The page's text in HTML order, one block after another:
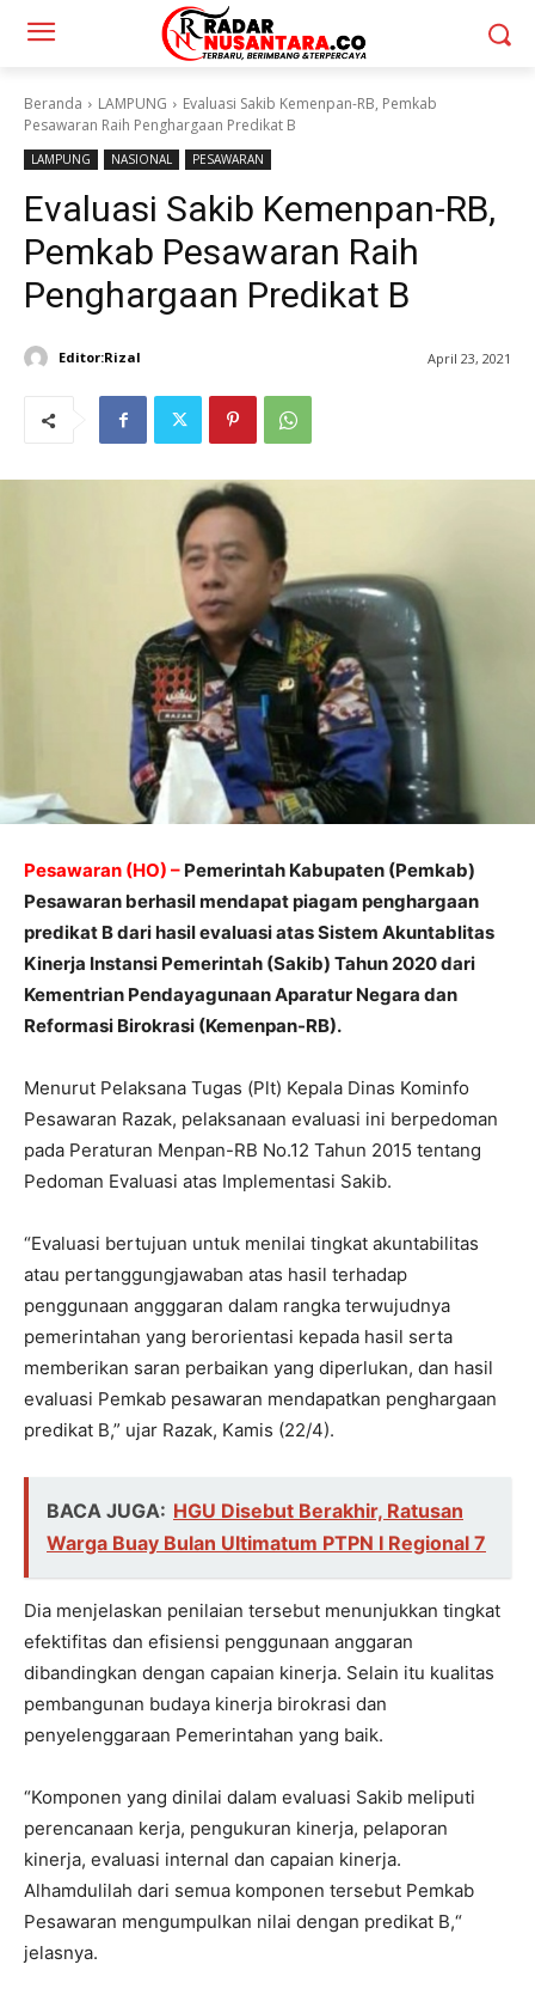
Beranda LAMPUNG
Evaluasi Sakib Kemenpan-RB, Pemkab
Pesawaran Raih Penghargaan Predikat B
LAMPUNG NASIONAL PESAWARAN
Evaluasi Sakib Kemenpan-RB,
Pemkab Pesawaran Raih
Penghargaan Predikat B
Editor:Rizal April 23, 2021
Pesawaran (HO) – Pemerintah Kabupaten (Pemkab)
Pesawaran berhasil mendapat piagam penghargaan
predikat B dari hasil evaluasi atas Sistem Akuntablitas
Kinerja Instansi Pemerintah (Sakib) Tahun 2020 dari
Kementrian Pendayagunaan Aparatur Negara dan
Reformasi Birokrasi (Kemenpan-RB).
Menurut Pelaksana Tugas (Plt) Kepala Dinas Kominfo
Pesawaran Razak, pelaksanaan evaluasi ini berpedoman
pada Peraturan Menpan-RB No.12 Tahun 2015 tentang
Pedoman Evaluasi atas Implementasi Sakib.
“Evaluasi bertujuan untuk menilai tingkat akuntabilitas
atau pertanggungjawaban atas hasil terhadap
penggunaan angggaran dalam rangka terwujudnya
pemerintahan yang berorientasi kepada hasil serta
memberikan saran perbaikan yang diperlukan, dan hasil
evaluasi Pemkab pesawaran mendapatkan penghargaan
predikat B,” ujar Razak, Kamis (22/4).
BACA JUGA: HGU Disebut Berakhir, Ratusan
Warga Buay Bulan Ultimatum PTPN I Regional 7
Dia menjelaskan penilaian tersebut menunjukkan tingkat
efektifitas dan efisiensi penggunaan anggaran
dibandingkan dengan capaian kinerja. Selain itu kualitas
pembangunan budaya kinerja birokrasi dan
penyelenggaraan Pemerintahan yang baik.
“Komponen yang dinilai dalam evaluasi Sakib meliputi
perencanaan kerja, pengukuran kinerja, pelaporan
kinerja, evaluasi internal dan capaian kinerja.
Alhamdulilah dari semua komponen tersebut Pemkab
Pesawaran mengumpulkan nilai dengan predikat B,“
jelasnya.